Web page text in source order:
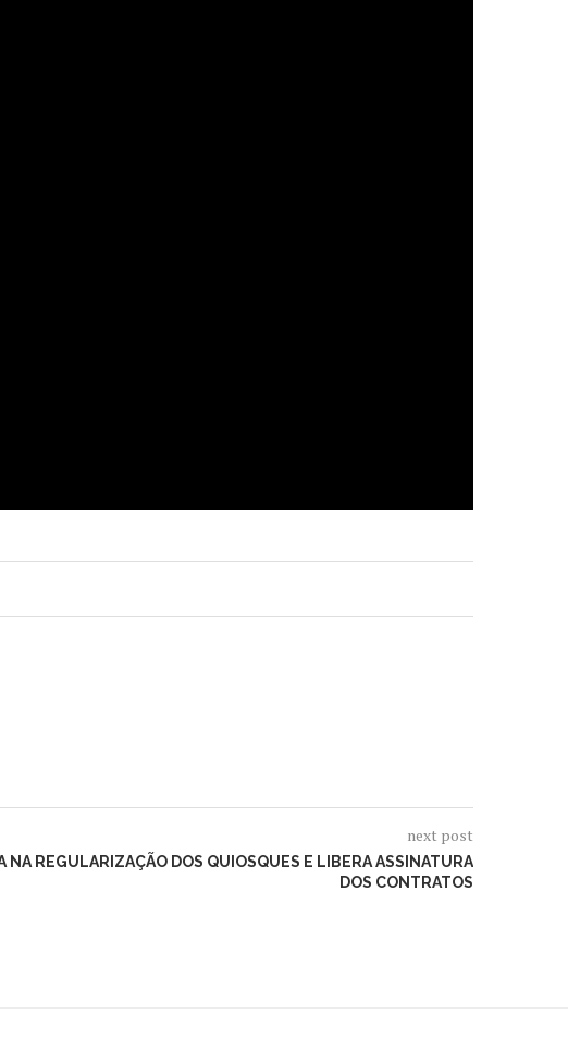
next post
NA REGULARIZAÇÃO DOS QUIOSQUES E LIBERA ASSINATURA
DOS CONTRATOS